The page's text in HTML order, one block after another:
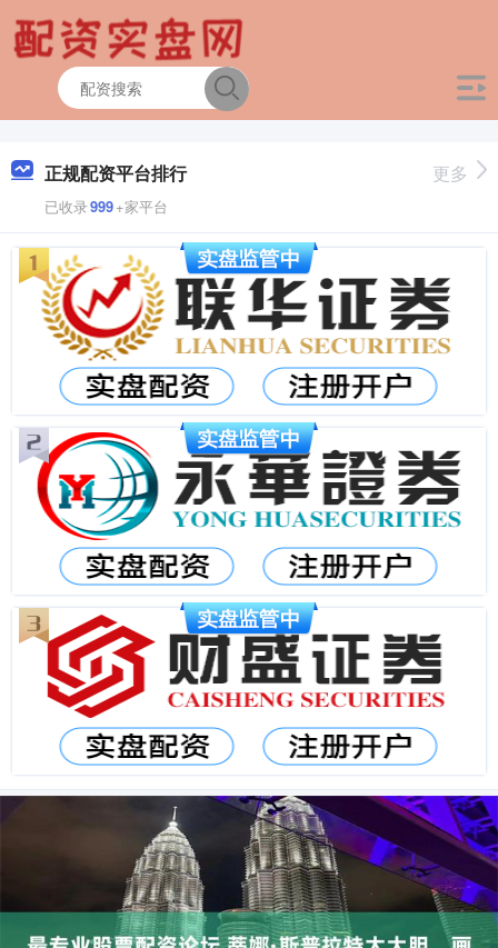
正规配资平台排行
已收录999+家平台
更多